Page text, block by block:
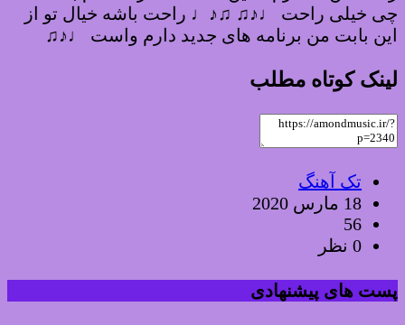
چی خیلی راحت ♩♪♫ ♫♪♩ راحت باشه خیال تو از
این بابت من برنامه های جدید دارم واست ♩♪♫
لینک کوتاه مطلب
تک آهنگ
18 مارس 2020
56
0 نظر
پست های پیشنهادی